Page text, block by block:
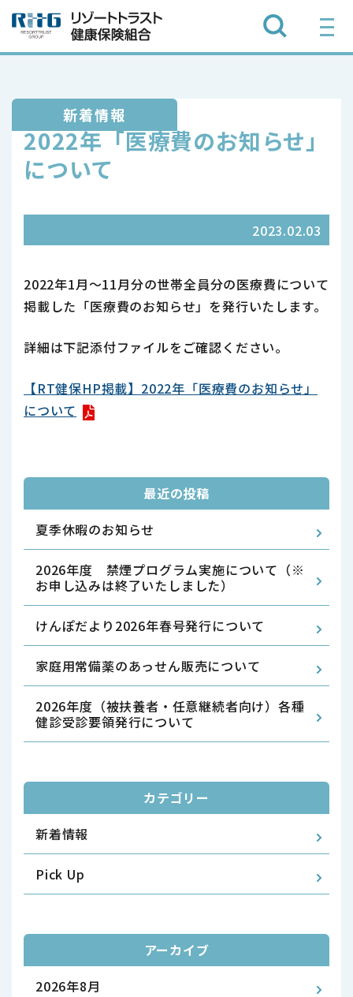
2022年「医療費のお知らせ」
について
2023.02.03
2022年1月～11月分の世帯全員分の医療費について
掲載した「医療費のお知らせ」を発行いたします。
詳細は下記添付ファイルをご確認ください。
【RT健保HP掲載】2022年「医療費のお知らせ」
について
新着情報
最近の投稿
夏季休暇のお知らせ
2026年度 禁煙プログラム実施について（※
お申し込みは終了いたしました）
けんぽだより2026年春号発行について
家庭用常備薬のあっせん販売について
2026年度（被扶養者・任意継続者向け）各種
健診受診要領発行について
カテゴリー
新着情報
Pick Up
アーカイブ
2026年8月